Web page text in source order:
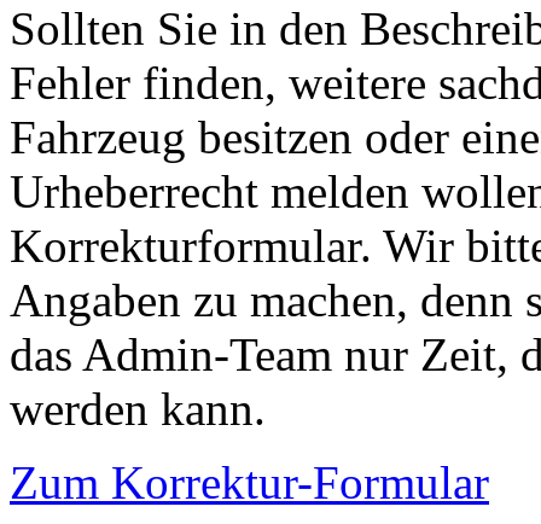
Sollten Sie in den
Fehler finden, weitere
Fahrzeug besitzen oder
Urheberrecht melden
Korrekturformular. Wir
Angaben zu machen,
das Admin-Team nur Zeit,
werden kann.
Zum Korrektur-Formular